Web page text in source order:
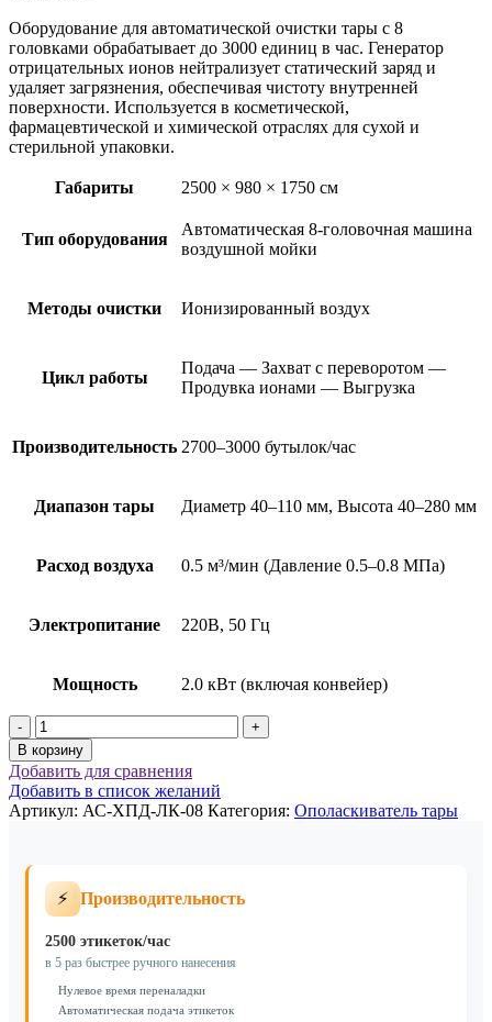
Оборудование для автоматической очистки тары с 8
головками обрабатывает до 3000 единиц в час. Генератор
отрицательных ионов нейтрализует статический заряд и
удаляет загрязнения, обеспечивая чистоту внутренней
поверхности. Используется в косметической,
фармацевтической и химической отраслях для сухой и
стерильной упаковки.
Габариты 2500 × 980 × 1750 см
Тип оборудования
Автоматическая 8-головочная машина
воздушной мойки
Методы очистки Ионизированный воздух
Цикл работы
Подача — Захват с переворотом —
Продувка ионами — Выгрузка
Производительность 2700–3000 бутылок/час
Диапазон тары Диаметр 40–110 мм, Высота 40–280 мм
Расход воздуха 0.5 м³/мин (Давление 0.5–0.8 МПа)
Электропитание 220В, 50 Гц
Мощность 2.0 кВт (включая конвейер)
Количество
товара
Оборудование
для
очистки
тары
ЛК-08
В корзину
Добавить для сравнения
Добавить в список желаний
Артикул: АС-ХПД-ЛК-08 Категория: Ополаскиватель тары
⚡ Производительность
2500 этикеток/час
в 5 раз быстрее ручного нанесения
Нулевое время переналадки
Автоматическая подача этикеток